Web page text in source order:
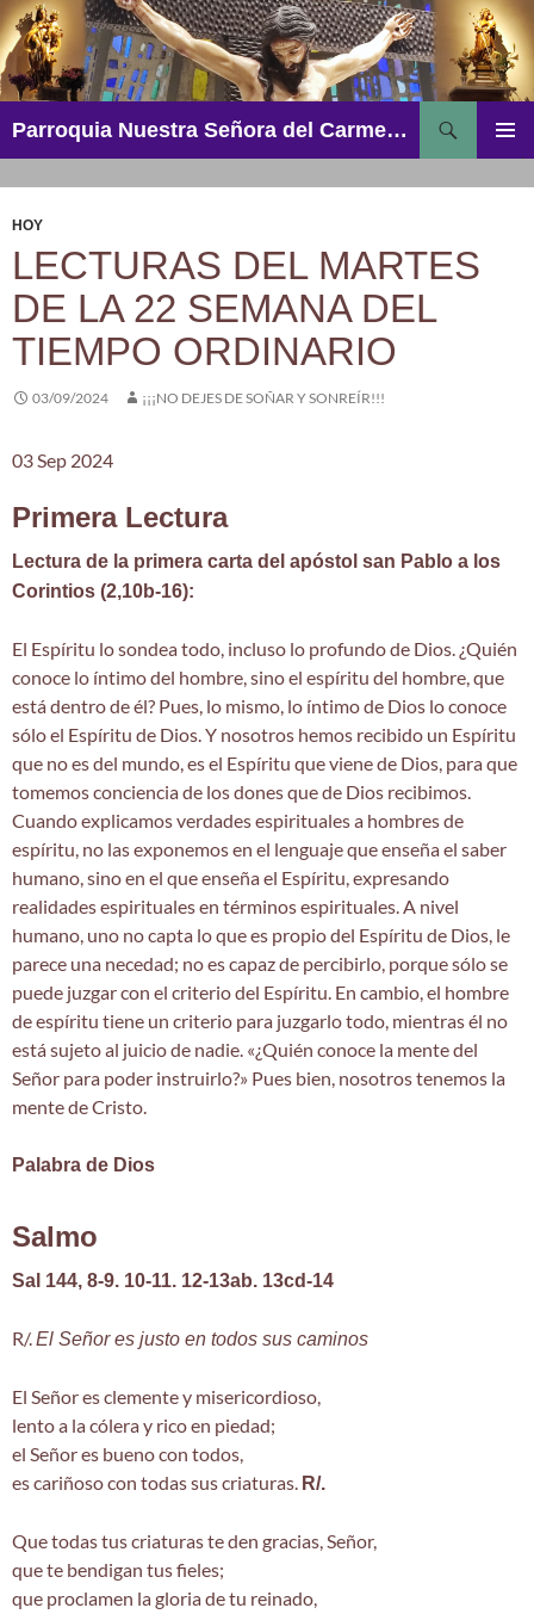
Saltar
al
contenido
Parroquia Nuestra Señora del Carmen – Aguadulce
HOY
LECTURAS DEL MARTES
DE LA 22 SEMANA DEL
TIEMPO ORDINARIO
03/09/2024 ¡¡¡NO DEJES DE SOÑAR Y SONREÍR!!!
03 Sep 2024
Primera Lectura
Lectura de la primera carta del apóstol san Pablo a los
Corintios (2,10b-16):
El Espíritu lo sondea todo, incluso lo profundo de Dios. ¿Quién
conoce lo íntimo del hombre, sino el espíritu del hombre, que
está dentro de él? Pues, lo mismo, lo íntimo de Dios lo conoce
sólo el Espíritu de Dios. Y nosotros hemos recibido un Espíritu
que no es del mundo, es el Espíritu que viene de Dios, para que
tomemos conciencia de los dones que de Dios recibimos.
Cuando explicamos verdades espirituales a hombres de
espíritu, no las exponemos en el lenguaje que enseña el saber
humano, sino en el que enseña el Espíritu, expresando
realidades espirituales en términos espirituales. A nivel
humano, uno no capta lo que es propio del Espíritu de Dios, le
parece una necedad; no es capaz de percibirlo, porque sólo se
puede juzgar con el criterio del Espíritu. En cambio, el hombre
de espíritu tiene un criterio para juzgarlo todo, mientras él no
está sujeto al juicio de nadie. «¿Quién conoce la mente del
Señor para poder instruirlo?» Pues bien, nosotros tenemos la
mente de Cristo.
Palabra de Dios
Salmo
Sal 144, 8-9. 10-11. 12-13ab. 13cd-14
R/.El Señor es justo en todos sus caminos
El Señor es clemente y misericordioso,
lento a la cólera y rico en piedad;
el Señor es bueno con todos,
es cariñoso con todas sus criaturas. R/.
Que todas tus criaturas te den gracias, Señor,
que te bendigan tus fieles;
que proclamen la gloria de tu reinado,